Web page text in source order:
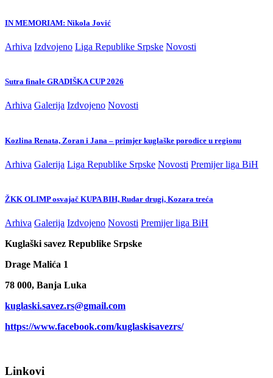
IN MEMORIAM: Nikola Jović
Arhiva Izdvojeno Liga Republike Srpske Novosti
Sutra finale GRADIŠKA CUP 2026
Arhiva Galerija Izdvojeno Novosti
Kozlina Renata, Zoran i Jana – primjer kuglaške porodice u regionu
Arhiva Galerija Liga Republike Srpske Novosti Premijer liga BiH
ŽKK OLIMP osvajač KUPA BIH, Rudar drugi, Kozara treća
Arhiva Galerija Izdvojeno Novosti Premijer liga BiH
Kuglaški savez Republike Srpske
Drage Malića 1
78 000, Banja Luka
kuglaski.savez.rs@gmail.com
https://www.facebook.com/kuglaskisavezrs/
Linkovi